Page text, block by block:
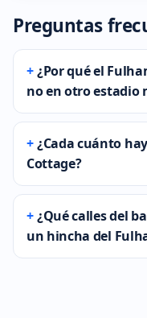
Preguntas
¿Por qué el
no en otro estadio
¿Cada cuánto
Cottage?
¿Qué calles del
un hincha del